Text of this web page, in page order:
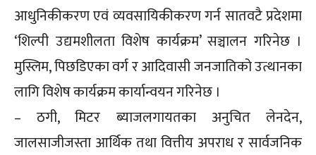
आधुनिकीकरण एवं व्यवसायिकीकरण गर्न सातवटै प्रदेशमा
‘शिल्पी उद्यमशीलता विशेष कार्यक्रम’ सञ्चालन गरिनेछ ।
मुस्लिम, पिछडिएका वर्ग र आदिवासी जनजातिको उत्थानका
लागि विशेष कार्यक्रम कार्यान्वयन गरिनेछ ।
– ठगी, मिटर ब्याजलगायतका अनुचित लेनदेन,
जालसाजीजस्ता आर्थिक तथा वित्तीय अपराध र सार्वजनिक